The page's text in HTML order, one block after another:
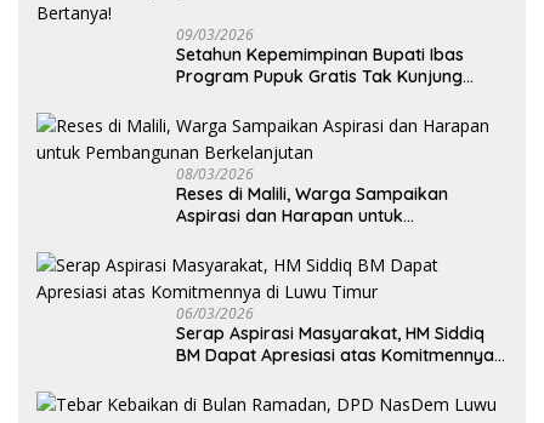
09/03/2026
Setahun Kepemimpinan Bupati Ibas
Program Pupuk Gratis Tak Kunjung
08/03/2026
Reses di Malili, Warga Sampaikan
Aspirasi dan Harapan untuk
06/03/2026
Serap Aspirasi Masyarakat, HM Siddiq
BM Dapat Apresiasi atas Komitmennya